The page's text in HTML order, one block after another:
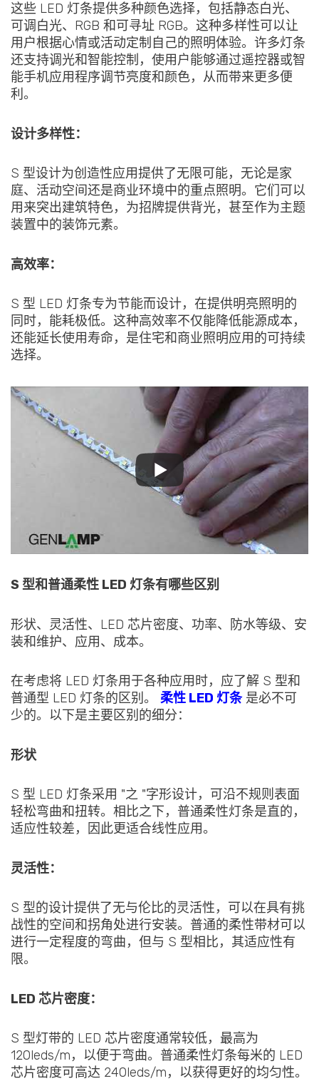
这些 LED 灯条提供多种颜色选择，包括静态白光、
可调白光、RGB 和可寻址 RGB。这种多样性可以让
用户根据心情或活动定制自己的照明体验。许多灯条
还支持调光和智能控制，使用户能够通过遥控器或智
能手机应用程序调节亮度和颜色，从而带来更多便
利。
设计多样性：
S 型设计为创造性应用提供了无限可能，无论是家
庭、活动空间还是商业环境中的重点照明。它们可以
用来突出建筑特色，为招牌提供背光，甚至作为主题
装置中的装饰元素。
高效率：
S 型 LED 灯条专为节能而设计，在提供明亮照明的
同时，能耗极低。这种高效率不仅能降低能源成本，
还能延长使用寿命，是住宅和商业照明应用的可持续
选择。
S 型和普通柔性 LED 灯条有哪些区别
形状、灵活性、LED 芯片密度、功率、防水等级、安
装和维护、应用、成本。
在考虑将 LED 灯条用于各种应用时，应了解 S 型和
普通型 LED 灯条的区别。 柔性 LED 灯条是必不可
少的。以下是主要区别的细分：
形状
S 型 LED 灯条采用 "之 "字形设计，可沿不规则表面
轻松弯曲和扭转。相比之下，普通柔性灯条是直的，
适应性较差，因此更适合线性应用。
灵活性：
S 型的设计提供了无与伦比的灵活性，可以在具有挑
战性的空间和拐角处进行安装。普通的柔性带材可以
进行一定程度的弯曲，但与 S 型相比，其适应性有
限。
LED 芯片密度：
S 型灯带的 LED 芯片密度通常较低，最高为
120leds/m，以便于弯曲。普通柔性灯条每米的 LED
芯片密度可高达 240leds/m，以获得更好的均匀性。